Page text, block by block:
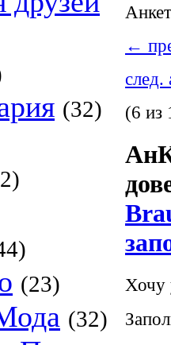
(32)
(23)
(32)
←
след.
(6 из
Хочу